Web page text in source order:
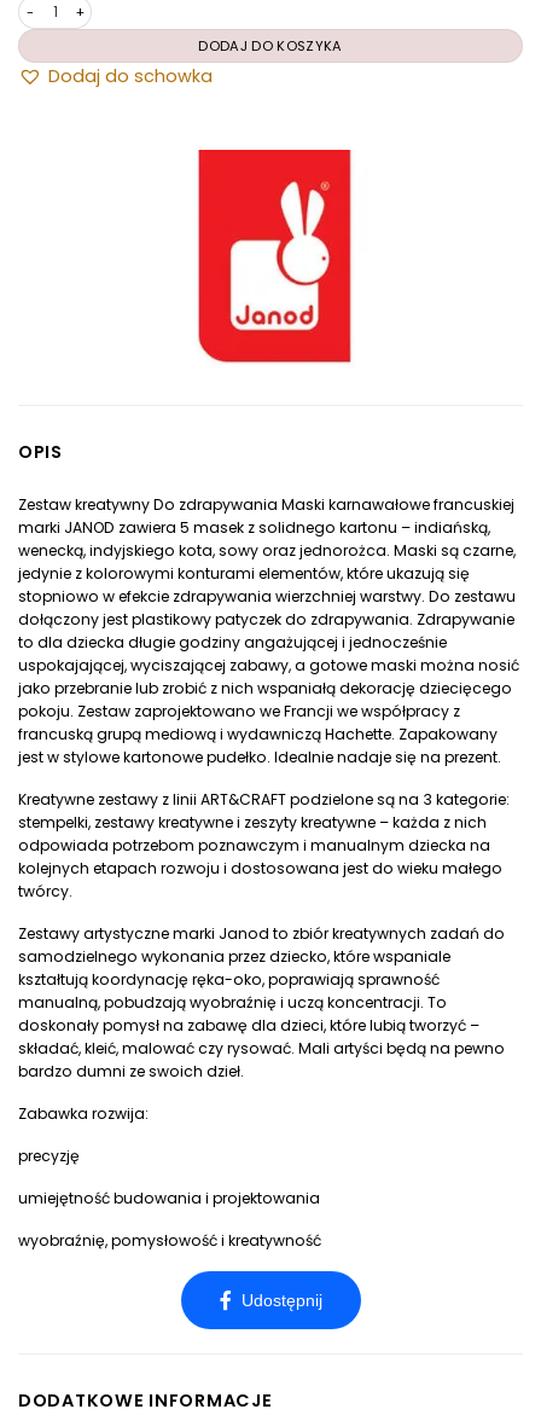
ilość Janod - zestaw kreatywny - maski karnawałowe
Dodaj do schowka
OPIS
Zestaw kreatywny Do zdrapywania Maski karnawałowe francuskiej
marki JANOD zawiera 5 masek z solidnego kartonu – indiańską,
wenecką, indyjskiego kota, sowy oraz jednorożca. Maski są czarne,
jedynie z kolorowymi konturami elementów, które ukazują się
stopniowo w efekcie zdrapywania wierzchniej warstwy. Do zestawu
dołączony jest plastikowy patyczek do zdrapywania. Zdrapywanie
to dla dziecka długie godziny angażującej i jednocześnie
uspokajającej, wyciszającej zabawy, a gotowe maski można nosić
jako przebranie lub zrobić z nich wspaniałą dekorację dziecięcego
pokoju. Zestaw zaprojektowano we Francji we współpracy z
francuską grupą mediową i wydawniczą Hachette. Zapakowany
jest w stylowe kartonowe pudełko. Idealnie nadaje się na prezent.
Kreatywne zestawy z linii ART&CRAFT podzielone są na 3 kategorie:
stempelki, zestawy kreatywne i zeszyty kreatywne – każda z nich
odpowiada potrzebom poznawczym i manualnym dziecka na
kolejnych etapach rozwoju i dostosowana jest do wieku małego
twórcy.
Zestawy artystyczne marki Janod to zbiór kreatywnych zadań do
samodzielnego wykonania przez dziecko, które wspaniale
kształtują koordynację ręka-oko, poprawiają sprawność
manualną, pobudzają wyobraźnię i uczą koncentracji. To
doskonały pomysł na zabawę dla dzieci, które lubią tworzyć –
składać, kleić, malować czy rysować. Mali artyści będą na pewno
bardzo dumni ze swoich dzieł.
Zabawka rozwija:
precyzję
umiejętność budowania i projektowania
wyobraźnię, pomysłowość i kreatywność
DODATKOWE INFORMACJE